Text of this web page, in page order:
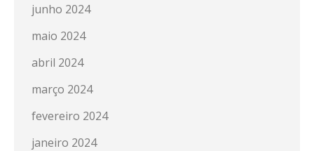
junho 2024
maio 2024
abril 2024
março 2024
fevereiro 2024
janeiro 2024